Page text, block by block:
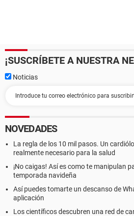
¡SUSCRÍBETE A NUESTRA
Noticias
NOVEDADES
La regla de los 10 mil pasos. Un
realmente necesario para la salud
¡No caigas! Así es como te manipulan
temporada navideña
Así puedes tomarte un descanso de
aplicación
Los científicos descubren una red de